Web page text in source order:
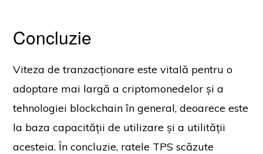
Concluzie
Viteza de tranzacționare este vitală pentru o
adoptare mai largă a criptomonedelor și a
tehnologiei blockchain în general, deoarece este
la baza capacității de utilizare și a utilității
acesteia. În concluzie, ratele TPS scăzute